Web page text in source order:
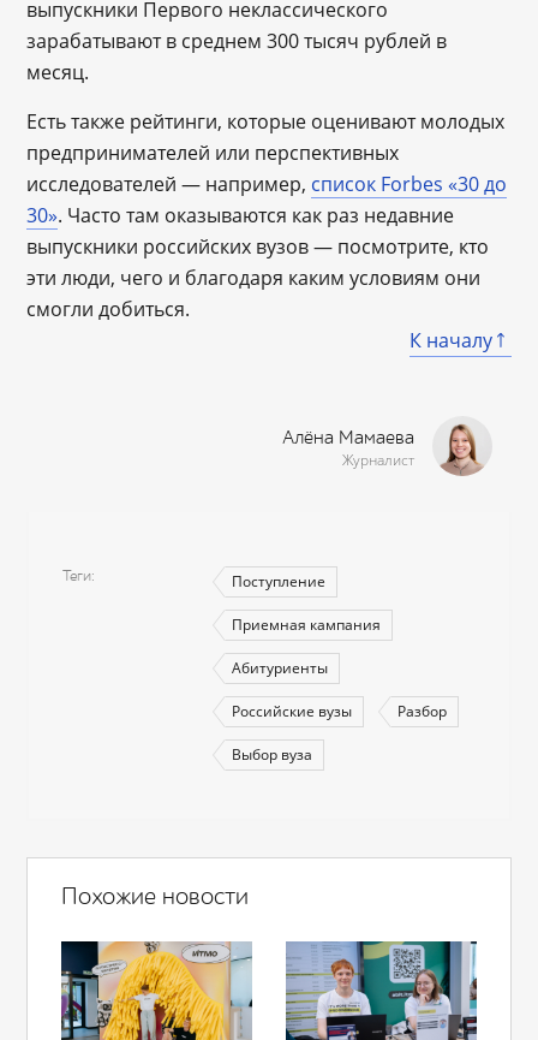
выпускники Первого неклассического
зарабатывают в среднем 300 тысяч рублей в
месяц.
Есть также рейтинги, которые оценивают молодых
предпринимателей или перспективных
исследователей ― например, список Forbes «30 до
30». Часто там оказываются как раз недавние
выпускники российских вузов ― посмотрите, кто
эти люди, чего и благодаря каким условиям они
смогли добиться.
К началу
Алёна Мамаева
Журналист
Теги Поступление
Приемная кампания
Абитуриенты
Российские вузы Разбор
Выбор вуза
Похожие новости